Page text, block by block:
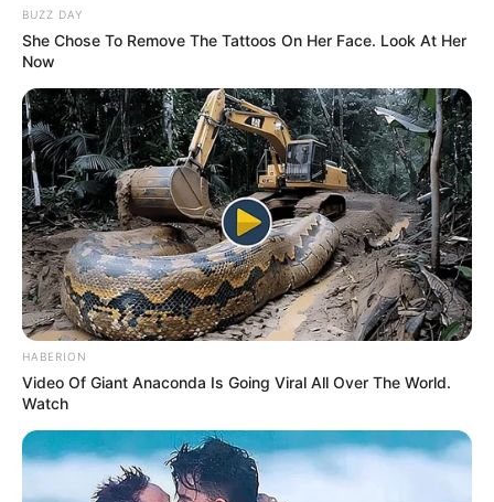
BUZZ DAY
She Chose To Remove The Tattoos On Her Face. Look At Her
Now
HABERION
Video Of Giant Anaconda Is Going Viral All Over The World.
Watch